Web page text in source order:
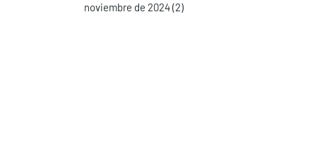
noviembre de 2024(2)